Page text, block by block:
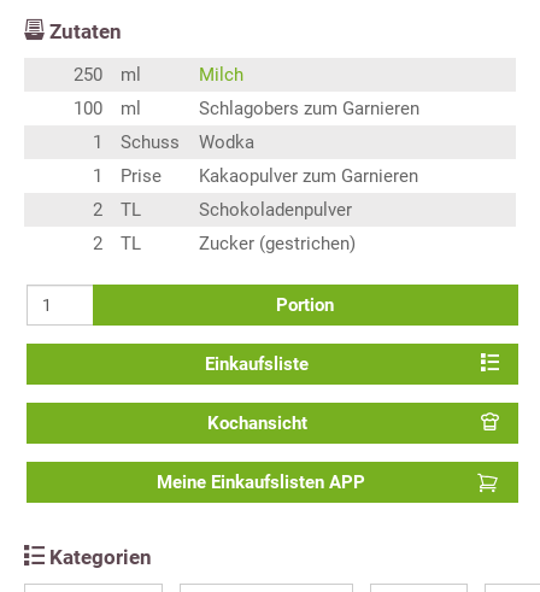
Zutaten
250 ml
Milch
100
ml
Schlagobers zum Garnieren
1
Schuss
Wodka
1
Prise
Kakaopulver zum Garnieren
2
TL
Schokoladenpulver
2
TL Zucker (gestrichen)
Portion
Einkaufsliste
Kochansicht
Meine Einkaufslisten APP
Kategorien